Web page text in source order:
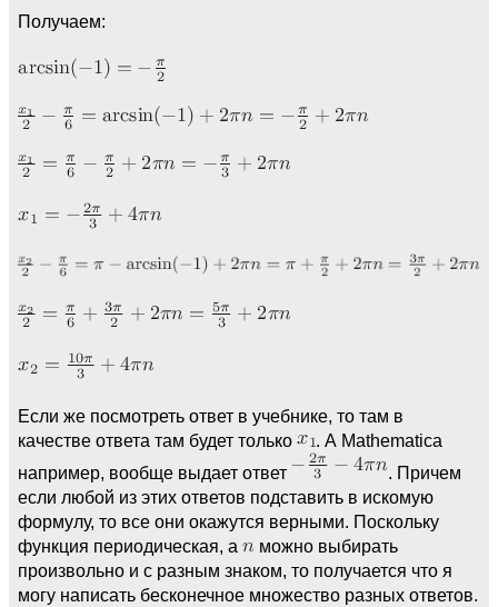
Получаем:
Если же посмотреть ответ в учебнике, то там в
качестве ответа там будет только
. А Mathematica
например, вообще выдает ответ
. Причем
если любой из этих ответов подставить в искомую
формулу, то все они окажутся верными. Поскольку
функция периодическая, а
можно выбирать
произвольно и с разным знаком, то получается что я
могу написать бесконечное множество разных ответов.